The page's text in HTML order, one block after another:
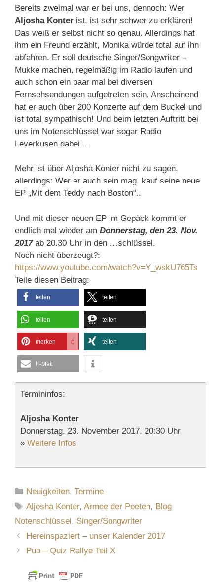
Bereits zweimal war er bei uns, dennoch: Wer
Aljosha Konter ist, ist sehr schwer zu erklären!
Das weiß er selbst nicht so genau. Allerdings hat
ihm ein Freund erzählt, Monika würde total auf ihn
abfahren. Er soll deutsche Singer/Songwriter –
Mukke machen, regelmäßig im Radio laufen und
auch schon ein paar mal bei diversen
Fernsehsendungen aufgetreten sein. Anscheinend
hat er auch über 200 Konzerte auf dem Buckel und
ist total sympathisch! Und beim letzten Auftritt bei
uns im Notenschlüssel war sogar Radio
Leverkusen dabei …
Mehr ist über Aljosha Konter nicht zu sagen,
allerdings: Wer er auch sein mag, kauf seine neue
EP „Mit dem Teddy nach Boston“..
Und mit dieser neuen EP im Gepäck kommt er
endlich mal wieder am Donnerstag, den 23. Nov.
2017ab 20.30 Uhr in den …schlüssel.
Noch nicht überzeugt?:
https://www.youtube.com/watch?v=Y_wskU765Ts
Teile diesen Beitrag:
teilen teilen
teilen teilen
merken 0 teilen
E-Mail
Termininfos:
Aljosha Konter
Donnerstag, 23. November 2017, 20:30 Uhr
» Weitere Infos
Kategorien
Neuigkeiten,Termine
Schlagwörter
Aljosha Konter,Armee der Poeten, Blog
Notenschlüssel, Singer/Songwriter
Hereinspaziert – unser Kalender 2017
Pub – Quiz Rallye Teil X